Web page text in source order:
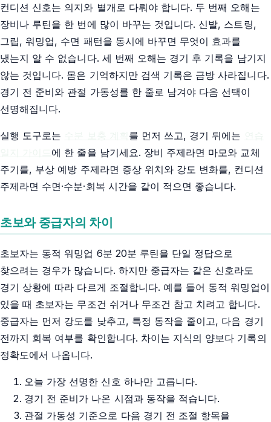
컨디션 신호는 의지와 별개로 다뤄야 합니다. 두 번째 오해는
장비나 루틴을 한 번에 많이 바꾸는 것입니다. 신발, 스트링,
그립, 워밍업, 수면 패턴을 동시에 바꾸면 무엇이 효과를
냈는지 알 수 없습니다. 세 번째 오해는 경기 후 기록을 남기지
않는 것입니다. 몸은 기억하지만 검색 기록은 금방 사라집니다.
경기 전 준비와 관절 가동성를 한 줄로 남겨야 다음 선택이
선명해집니다.
실행 도구로는 를 먼저 쓰고, 경기 뒤에는
에 한 줄을 남기세요. 장비 주제라면 마모와 교체
주기를, 부상 예방 주제라면 증상 위치와 강도 변화를, 컨디션
주제라면 수면·수분·회복 시간을 같이 적으면 좋습니다.
초보와 중급자의 차이
초보자는 동적 워밍업 6분 20분 루틴을 단일 정답으로
찾으려는 경우가 많습니다. 하지만 중급자는 같은 신호라도
경기 상황에 따라 다르게 조절합니다. 예를 들어 동적 워밍업이
있을 때 초보자는 무조건 쉬거나 무조건 참고 치려고 합니다.
중급자는 먼저 강도를 낮추고, 특정 동작을 줄이고, 다음 경기
전까지 회복 여부를 확인합니다. 차이는 지식의 양보다 기록의
정확도에서 나옵니다.
오늘 가장 선명한 신호 하나만 고릅니다.
경기 전 준비가 나온 시점과 동작을 적습니다.
관절 가동성 기준으로 다음 경기 전 조절 항목을